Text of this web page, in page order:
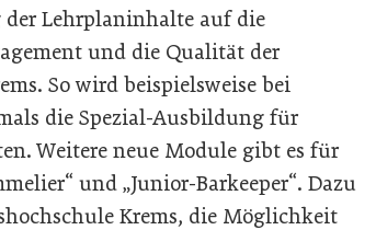
Lehrplaninhalte auf die
und die Qualität der
So wird beispielsweise bei
die Spezial-Ausbildung für
Weitere neue Module gibt es für
und „Junior-Barkeeper“. Dazu
Krems, die Möglichkeit